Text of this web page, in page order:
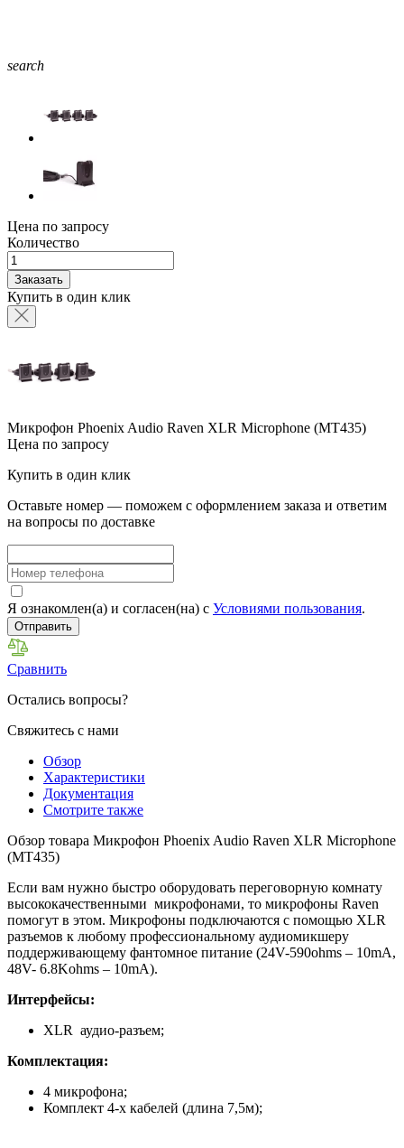
search
Цена по запросу
Количество
Заказать
Купить в один клик
Микрофон Phoenix Audio Raven XLR Microphone (MT435)
Цена по запросу
Купить в один клик
Оставьте номер — поможем с оформлением заказа и ответим
на вопросы по доставке
Я ознакомлен(а) и согласен(на) с Условиями пользования.
Отправить
Сравнить
Остались вопросы?
Свяжитесь с нами
Обзор
Характеристики
Документация
Смотрите также
Обзор товара Микрофон Phoenix Audio Raven XLR Microphone
(MT435)
Если вам нужно быстро оборудовать переговорную комнату
высококачественными микрофонами, то микрофоны Raven
помогут в этом. Микрофоны подключаются с помощью XLR
разъемов к любому профессиональному аудиомикшеру
поддерживающему фантомное питание (24V-590ohms – 10mA,
48V- 6.8Kohms – 10mA).
Интерфейсы:
XLR аудио-разъем;
Комплектация:
4 микрофона;
Комплект 4-х кабелей (длина 7,5м);